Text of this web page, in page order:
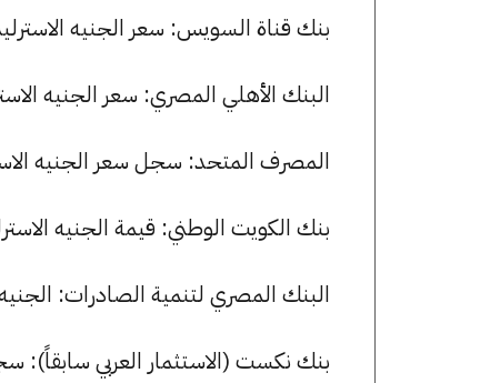
بنك قناة السويس: سعر الجنيه الاسترليني للشراء هو 63.35
البنك الأهلي المصري: سعر الجنيه الاسترليني الآن 63.29 جنيها
المصرف المتحد: سجل سعر الجنيه الاسترليني 62.97 جنيها للشراء و
بنك الكويت الوطني: قيمة الجنيه الاسترليني للشراء هي 63.08
البنك المصري لتنمية الصادرات: الجنيه الاسترليني يسجل 63.21
بنك نكست (الاستثمار العربي سابقاً): سجل سعر الجنيه